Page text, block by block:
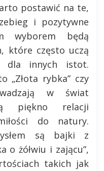
postawić na te,
i pozytywne
wyborem będą
które często uczą
dla innych istot.
„Złota rybka” czy
w świat
piękno relacji
do natury.
są bajki z
o żółwiu i zającu”,
takich jak